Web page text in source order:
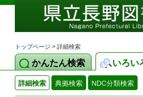
トップページ > 詳細検索
かんたん検索 いろい
詳細検索 典拠検索 NDC分類検索